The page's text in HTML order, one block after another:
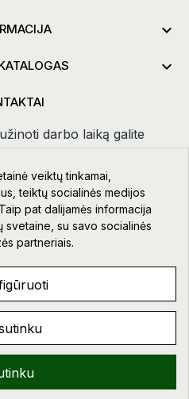


darbo laiką galite
kontaktai.
109, Klaipėda
678 02418
TEISĖS SAUGOMOS.
veiktų tinkamai,
teiktų socialinės medijos
pat dalijamės informacija
svetaine, su savo socialinės
partneriais.